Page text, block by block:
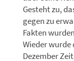
Gesteht zu,
gegen zu
Fakten
Wieder
Dezember